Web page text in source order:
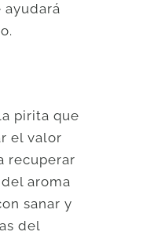
ayudará
pirita que
el valor
recuperar
aroma
sanar y
del